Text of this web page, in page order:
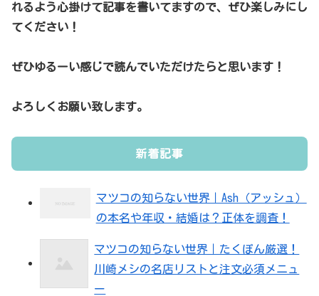
れるよう心掛けて記事を書いてますので、ぜひ楽しみにし
てください！
ぜひゆるーい感じで読んでいただけたらと思います！
よろしくお願い致します。
新着記事
マツコの知らない世界｜Ash（アッシュ）
の本名や年収・結婚は？正体を調査！
マツコの知らない世界｜たくぽん厳選！
川崎メシの名店リストと注文必須メニュ
ー